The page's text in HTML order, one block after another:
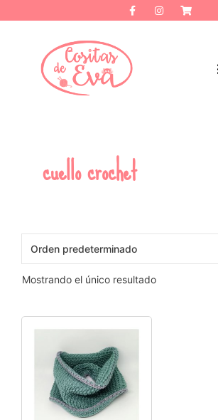
cuello crochet
Mostrando el único resultado